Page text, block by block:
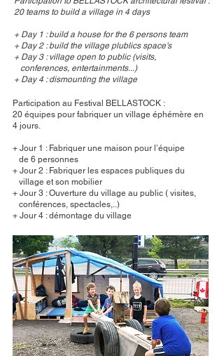
20 teams to build a village in 4 days
+ Day 1 : build a house for the 6 persons team
+ Day 2 : build the village plublics space’s
+ Day 3 : village open to public (visits,
conferences, entertainments...)
+ Day 4 : dismounting the village
Participation au Festival BELLASTOCK :
20 équipes pour fabriquer un village éphémère en
4 jours.
+ Jour 1 : Fabriquer une maison pour l’équipe
de 6 personnes
+ Jour 2 : Fabriquer les espaces publiques du
village et son mobilier
+ Jour 3 : Ouverture du village au public ( visites,
conférences, spectacles,..)
+ Jour 4 : démontage du village